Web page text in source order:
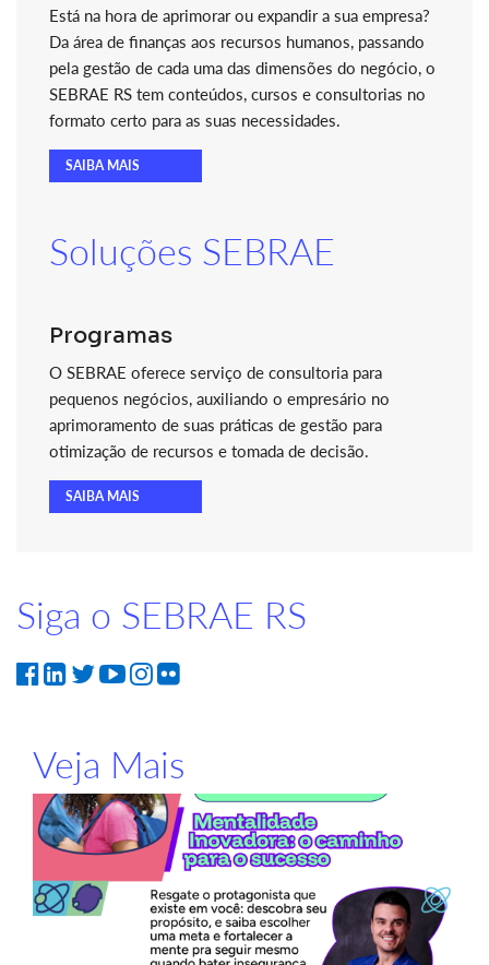
Está na hora de aprimorar ou expandir a sua empresa?
Da área de finanças aos recursos humanos, passando
pela gestão de cada uma das dimensões do negócio, o
SEBRAE RS tem conteúdos, cursos e consultorias no
formato certo para as suas necessidades.
SAIBA MAIS
Soluções SEBRAE
Programas
O SEBRAE oferece serviço de consultoria para
pequenos negócios, auxiliando o empresário no
aprimoramento de suas práticas de gestão para
otimização de recursos e tomada de decisão.
SAIBA MAIS
Siga o SEBRAE RS
Veja Mais